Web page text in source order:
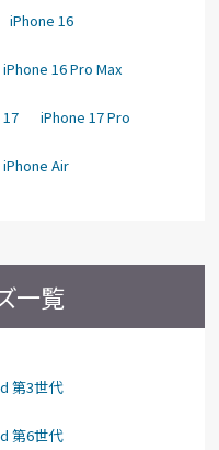
iPhone 16
iPhone 16 Pro Max
iPhone 17 Pro
iPhone Air
一覧
第3世代
第6世代